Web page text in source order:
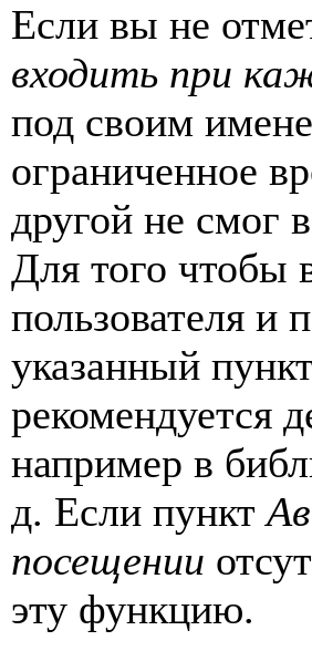
Если вы не
входить при
под своим
ограниченное
другой не смог
Для того чтобы
пользователя и
указанный
рекомендуется
например в
д. Если пункт
посещении
эту функцию.